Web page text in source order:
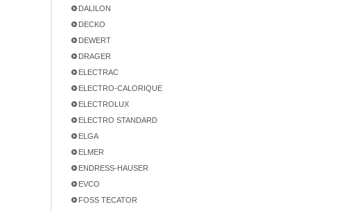
DALILON
DECKO
DEWERT
DRAGER
ELECTRAC
ELECTRO-CALORIQUE
ELECTROLUX
ELECTRO STANDARD
ELGA
ELMER
ENDRESS-HAUSER
EVCO
FOSS TECATOR